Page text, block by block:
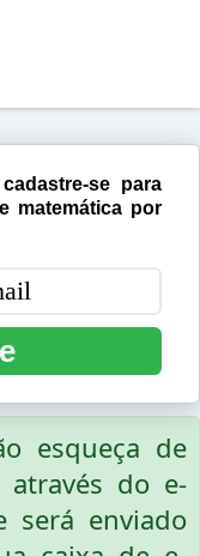
se para
matemática por
esqueça de
através do e-
será enviado